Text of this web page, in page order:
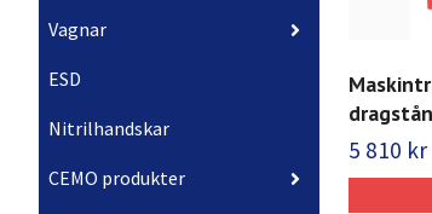
Vagnar
ESD
Nitrilhandskar
CEMO produkter
5 810 kr